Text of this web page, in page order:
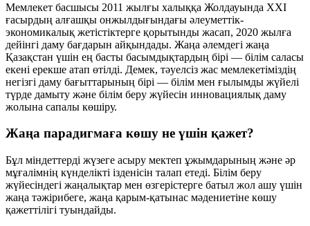
Мемлекет басшысы 2011 жылғы халыққа Жолдауында ХХІ
ғасырдың алғашқы онжылдығындағы әлеуметтік-
экономикалық жетістіктерге қорытынды жасап, 2020 жылға
дейінгі даму бағдарын айқындады. Жаңа әлемдегі жаңа
Қазақстан үшін ең басты басымдықтардың бірі — білім саласы
екені ерекше атап өтілді. Демек, тәуелсіз жас мемлекетіміздің
негізгі даму бағыттарының бірі — білім мен ғылымды жүйелі
түрде дамыту және білім беру жүйесін инновациялық даму
жолына сапалы көшіру.
Жаңа парадигмаға көшу не үшін қажет?
Бұл міндеттерді жүзеге асыру мектеп ұжымдарының және әр
мұғалімнің күнделікті ізденісін талап етеді. Білім беру
жүйесіндегі жаңалықтар мен өзгерістерге батыл жол ашу үшін
жаңа тәжірибеге, жаңа қарым-қатынас мәдениетіне көшу
қажеттілігі туындайды.